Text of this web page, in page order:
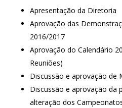
Apresentação da Diretoria
Aprovação das
2016/2017
Aprovação do Calendário
Reuniões)
Discussão e aprovação de
Discussão e aprovação da
alteração dos